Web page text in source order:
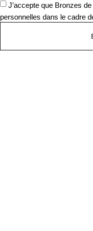
J’accepte que Bronzes
personnelles dans le cadre